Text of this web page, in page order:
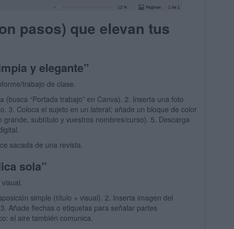
pasos) que elevan tus
y elegante”
trabajo de clase.
(busca “Portada trabajo” en Canva). 2. Inserta una foto
3. Coloca el sujeto en un lateral; añade un bloque de color
subtítulo y vuestros nombres/curso). 5. Descarga
sacada de una revista.
sola”
simple (título + visual). 2. Inserta imagen del
Añade flechas o etiquetas para señalar partes
el aire también comunica.